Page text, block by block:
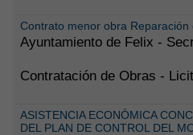
Contrato menor obra
Ayuntamiento de Felix -
Contratación de Obras -
ASISTENCIA ECONÓMICA
DEL PLAN DE CONTROL DEL